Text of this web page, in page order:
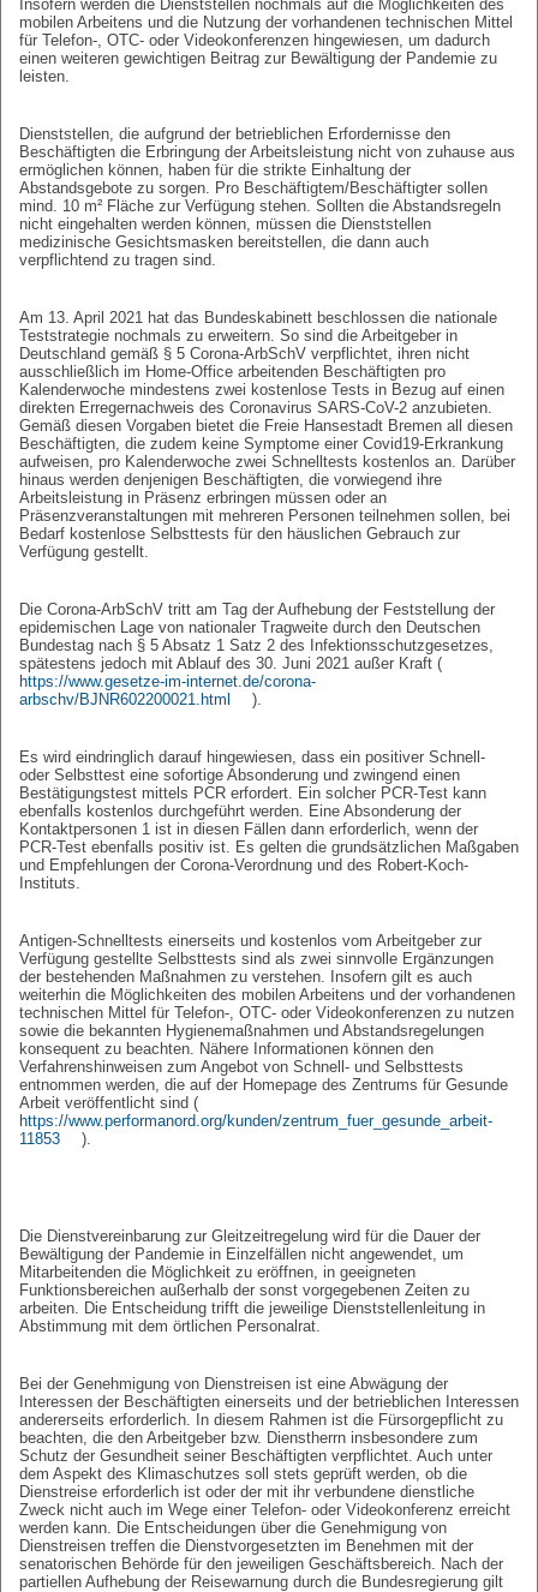
Insofern werden die Dienststellen nochmals auf die Möglichkeiten des
mobilen Arbeitens und die Nutzung der vorhandenen technischen Mittel
für Telefon-, OTC- oder Videokonferenzen hingewiesen, um dadurch
einen weiteren gewichtigen Beitrag zur Bewältigung der Pandemie zu
leisten.
Dienststellen, die aufgrund der betrieblichen Erfordernisse den
Beschäftigten die Erbringung der Arbeitsleistung nicht von zuhause aus
ermöglichen können, haben für die strikte Einhaltung der
Abstandsgebote zu sorgen. Pro Beschäftigtem/Beschäftigter sollen
mind. 10 m² Fläche zur Verfügung stehen. Sollten die Abstandsregeln
nicht eingehalten werden können, müssen die Dienststellen
medizinische Gesichtsmasken bereitstellen, die dann auch
verpflichtend zu tragen sind.
Am 13. April 2021 hat das Bundeskabinett beschlossen die nationale
Teststrategie nochmals zu erweitern. So sind die Arbeitgeber in
Deutschland gemäß § 5 Corona-ArbSchV verpflichtet, ihren nicht
ausschließlich im Home-Office arbeitenden Beschäftigten pro
Kalenderwoche mindestens zwei kostenlose Tests in Bezug auf einen
direkten Erregernachweis des Coronavirus SARS-CoV-2 anzubieten.
Gemäß diesen Vorgaben bietet die Freie Hansestadt Bremen all diesen
Beschäftigten, die zudem keine Symptome einer Covid19-Erkrankung
aufweisen, pro Kalenderwoche zwei Schnelltests kostenlos an. Darüber
hinaus werden denjenigen Beschäftigten, die vorwiegend ihre
Arbeitsleistung in Präsenz erbringen müssen oder an
Präsenzveranstaltungen mit mehreren Personen teilnehmen sollen, bei
Bedarf kostenlose Selbsttests für den häuslichen Gebrauch zur
Verfügung gestellt.
Die Corona-ArbSchV tritt am Tag der Aufhebung der Feststellung der
epidemischen Lage von nationaler Tragweite durch den Deutschen
Bundestag nach § 5 Absatz 1 Satz 2 des Infektionsschutzgesetzes,
spätestens jedoch mit Ablauf des 30. Juni 2021 außer Kraft (
https://www.gesetze-im-internet.de/corona-
arbschv/BJNR602200021.html
).
Es wird eindringlich darauf hingewiesen, dass ein positiver Schnell-
oder Selbsttest eine sofortige Absonderung und zwingend einen
Bestätigungstest mittels PCR erfordert. Ein solcher PCR-Test kann
ebenfalls kostenlos durchgeführt werden. Eine Absonderung der
Kontaktpersonen 1 ist in diesen Fällen dann erforderlich, wenn der
PCR-Test ebenfalls positiv ist. Es gelten die grundsätzlichen Maßgaben
und Empfehlungen der Corona-Verordnung und des Robert-Koch-
Instituts.
Antigen-Schnelltests einerseits und kostenlos vom Arbeitgeber zur
Verfügung gestellte Selbsttests sind als zwei sinnvolle Ergänzungen
der bestehenden Maßnahmen zu verstehen. Insofern gilt es auch
weiterhin die Möglichkeiten des mobilen Arbeitens und der vorhandenen
technischen Mittel für Telefon-, OTC- oder Videokonferenzen zu nutzen
sowie die bekannten Hygienemaßnahmen und Abstandsregelungen
konsequent zu beachten. Nähere Informationen können den
Verfahrenshinweisen zum Angebot von Schnell- und Selbsttests
entnommen werden, die auf der Homepage des Zentrums für Gesunde
Arbeit veröffentlicht sind (
https://www.performanord.org/kunden/zentrum_fuer_gesunde_arbeit-
11853
).
Die Dienstvereinbarung zur Gleitzeitregelung wird für die Dauer der
Bewältigung der Pandemie in Einzelfällen nicht angewendet, um
Mitarbeitenden die Möglichkeit zu eröffnen, in geeigneten
Funktionsbereichen außerhalb der sonst vorgegebenen Zeiten zu
arbeiten. Die Entscheidung trifft die jeweilige Dienststellenleitung in
Abstimmung mit dem örtlichen Personalrat.
Bei der Genehmigung von Dienstreisen ist eine Abwägung der
Interessen der Beschäftigten einerseits und der betrieblichen Interessen
andererseits erforderlich. In diesem Rahmen ist die Fürsorgepflicht zu
beachten, die den Arbeitgeber bzw. Dienstherrn insbesondere zum
Schutz der Gesundheit seiner Beschäftigten verpflichtet. Auch unter
dem Aspekt des Klimaschutzes soll stets geprüft werden, ob die
Dienstreise erforderlich ist oder der mit ihr verbundene dienstliche
Zweck nicht auch im Wege einer Telefon- oder Videokonferenz erreicht
werden kann. Die Entscheidungen über die Genehmigung von
Dienstreisen treffen die Dienstvorgesetzten im Benehmen mit der
senatorischen Behörde für den jeweiligen Geschäftsbereich. Nach der
partiellen Aufhebung der Reisewarnung durch die Bundesregierung gilt